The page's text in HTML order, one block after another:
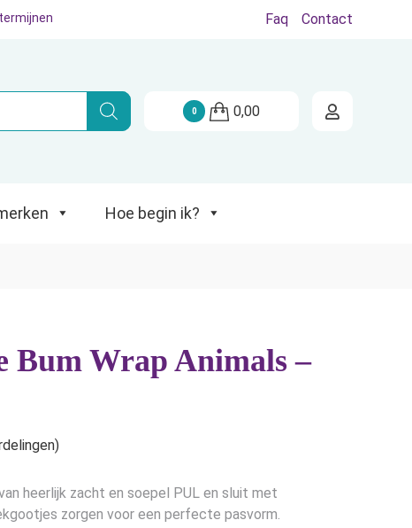
Hoe begin ik?
Faq Contact
0 0,00
Hoe begin ik?
Bum Wrap Animals –
heerlijk zacht en soepel PUL en sluit met
zorgen voor een perfecte pasvorm.